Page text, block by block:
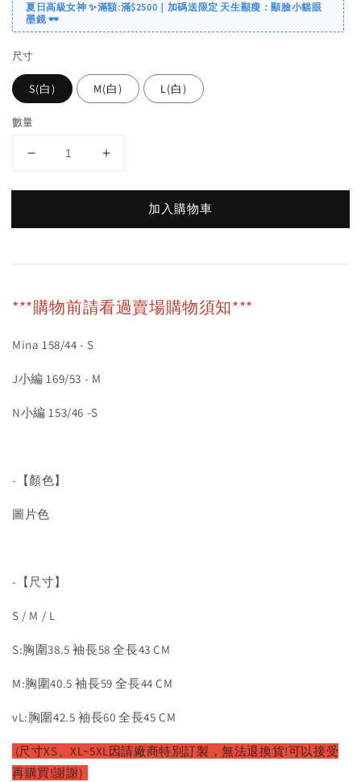
夏日高級女神 ✨滿額:滿$2500｜加碼送限定 天生顯瘦：顯臉小貓眼
墨鏡 🕶️
尺寸
S(白) M(白) L(白)
數量
加入購物車
***購物前請看過賣場購物須知***
Mina 158/44 - S
J小編 169/53 - M
N小編 153/46 -S
-【顏色】
圖片色
-【尺寸】
S / M / L
S:胸圍38.5 袖長58 全長43 CM
M:胸圍40.5 袖長59 全長44 CM
vL:胸圍42.5 袖長60 全長45 CM
(尺寸XS、XL~5XL因請廠商特別訂製，無法退換貨!可以接受
再購買!謝謝)